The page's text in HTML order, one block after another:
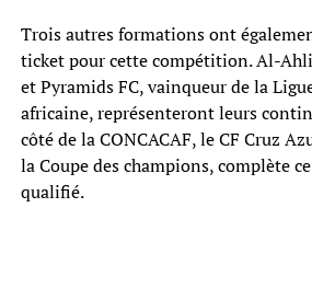
Trois autres formations ont
ticket pour cette compétition. Al-
et Pyramids FC, vainqueur de la
africaine, représenteront leurs
côté de la CONCACAF, le CF Cruz
la Coupe des champions, complète
qualifié.